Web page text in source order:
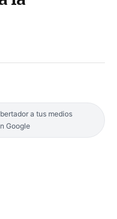
a tus medios
Google